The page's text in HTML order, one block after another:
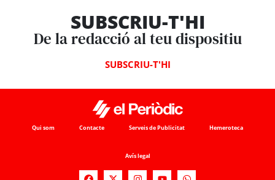
SUBSCRIU-T'HI
De la redacció al teu dispositiu
SUBSCRIU-T'HI
Qui som Contacte Serveis de Publicitat Hemeroteca
Avís legal